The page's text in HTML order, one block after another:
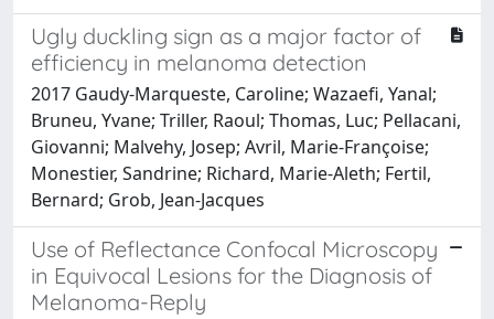
Ugly duckling sign as a major factor of
efficiency in melanoma detection
2017 Gaudy-Marqueste, Caroline; Wazaefi, Yanal;
Bruneu, Yvane; Triller, Raoul; Thomas, Luc; Pellacani,
Giovanni; Malvehy, Josep; Avril, Marie-Françoise;
Monestier, Sandrine; Richard, Marie-Aleth; Fertil,
Bernard; Grob, Jean-Jacques
Use of Reflectance Confocal Microscopy
in Equivocal Lesions for the Diagnosis of
Melanoma-Reply